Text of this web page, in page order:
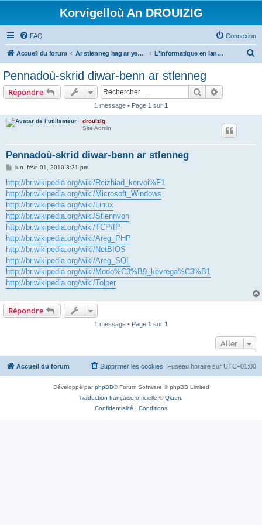
Korvigelloù An DROUIZIG
FAQ Connexion
Accueil du forum Ar stlenneg hag ar yezhoù bihan er bed a-bezh L'informatique en langues régionales et minoritaires
Pennadoù-skrid diwar-benn ar stlenneg
Répondre Rechercher
1 message • Page 1 sur 1
drouizig
Site Admin
Pennadoù-skrid diwar-benn ar stlenneg
M
s
s
a
g
e
lun. févr. 01, 2010 3:31 pm
http://br.wikipedia.org/wiki/Reizhiad_korvoi%F1
http://br.wikipedia.org/wiki/Microsoft_Windows
http://br.wikipedia.org/wiki/Linux
http://br.wikipedia.org/wiki/Stlennvon
http://br.wikipedia.org/wiki/TCP/IP
http://br.wikipedia.org/wiki/Areg_PHP
http://br.wikipedia.org/wiki/NetBIOS
http://br.wikipedia.org/wiki/Areg_SQL
http://br.wikipedia.org/wiki/Modo%C3%B9_kevrega%C3%B1
http://br.wikipedia.org/wiki/Tolper
Répondre
1 message • Page 1 sur 1
Aller
Accueil du forum Fuseau horaire sur UTC+01:00
Supprimer les cookies
Développé parphpBB® Forum Software © phpBB Limited
Traduction française officielle ©Qiaeru
Confidentialité | Conditions